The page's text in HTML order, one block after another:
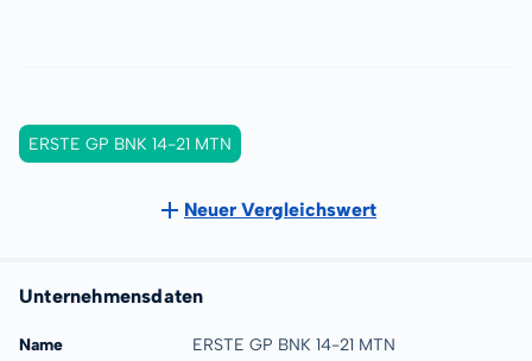
ERSTE GP BNK 14-21 MTN
Neuer Vergleichswert
Unternehmensdaten
Name ERSTE GP BNK 14-21 MTN